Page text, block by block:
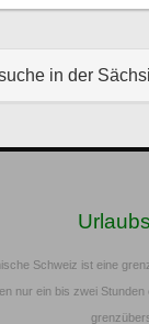
in der
Schweiz ist eine
nur ein bis zwei Stunden